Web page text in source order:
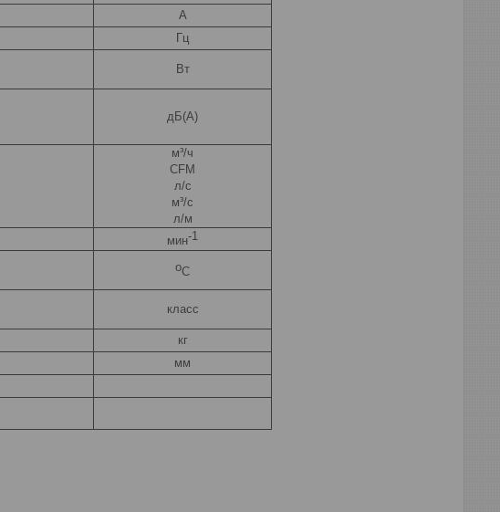
А
Гц
Вт
дБ(А)
м³/ч
CFM
л/с
м³/c
л/м
мин-1
оС
класс
кг
мм